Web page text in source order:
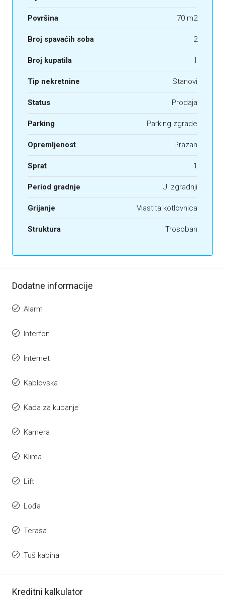
Površina 70 m2
Broj spavaćih soba 2
Broj kupatila 1
Tip nekretnine Stanovi
Status Prodaja
Parking Parking zgrade
Opremljenost Prazan
Sprat 1
Period gradnje U izgradnji
Grijanje Vlastita kotlovnica
Struktura Trosoban
Dodatne informacije
Alarm
Interfon
Internet
Kablovska
Kada za kupanje
Kamera
Klima
Lift
Lođa
Terasa
Tuš kabina
Kreditni kalkulator